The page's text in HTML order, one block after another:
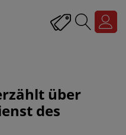
über
des